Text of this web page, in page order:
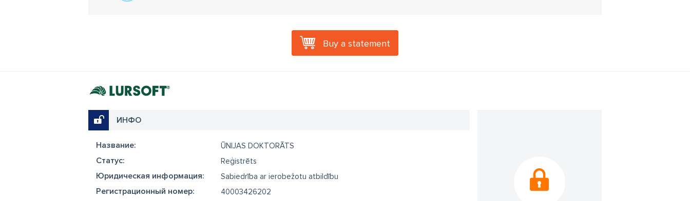
Buy a statement
ИНФО
Название: ŪNIJAS DOKTORĀTS
Cтатус: Reģistrēts
Юридическая информация: Sabiedrība ar ierobežotu atbildību
Регистрационный номер: 40003426202